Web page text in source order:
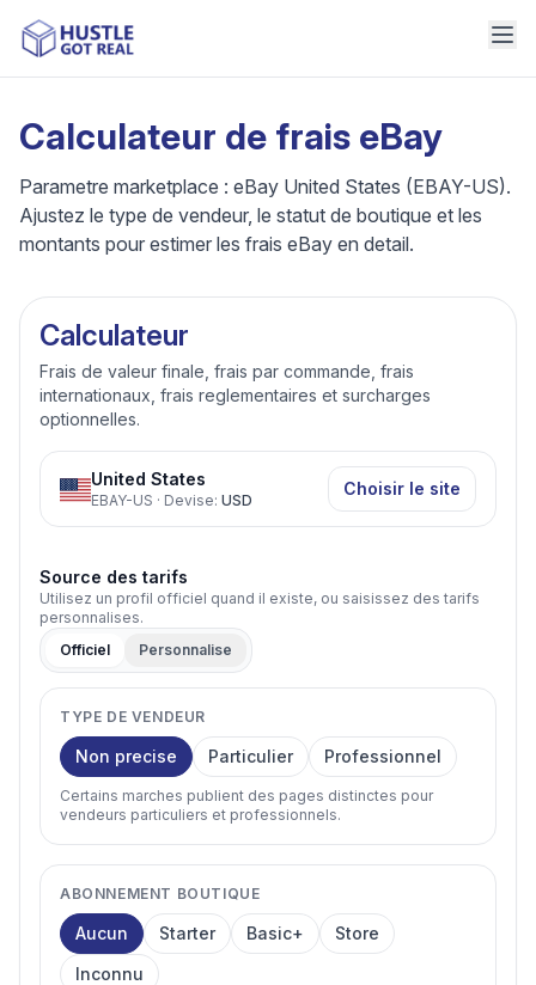
Calculateur de frais eBay
Parametre marketplace : eBay United States (EBAY-US).
Ajustez le type de vendeur, le statut de boutique et les
montants pour estimer les frais eBay en detail.
Calculateur
Frais de valeur finale, frais par commande, frais
internationaux, frais reglementaires et surcharges
optionnelles.
United States
EBAY-US · Devise: USD
Choisir le site
Source des tarifs
Utilisez un profil officiel quand il existe, ou saisissez des tarifs
personnalises.
Officiel
Personnalise
TYPE DE VENDEUR
Non precise Particulier Professionnel
Certains marches publient des pages distinctes pour
vendeurs particuliers et professionnels.
ABONNEMENT BOUTIQUE
Aucun Starter Basic+
Store
Inconnu